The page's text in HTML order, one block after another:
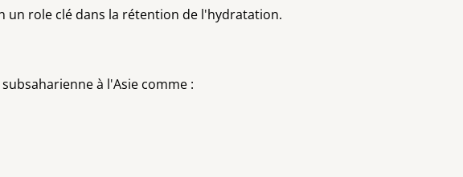
role clé dans la rétention de l'hydratation.
à l'Asie comme :